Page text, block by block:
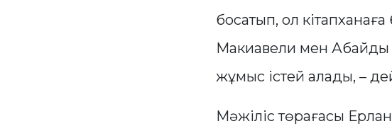
босатып, ол
Макиавели мен Абайды
жұмыс істей алады, –
Мәжіліс төрағасы